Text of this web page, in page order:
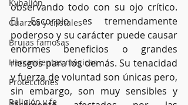
Kybalión
Cuarzos y cristales
Brujas famosas
Herramientas mágicas
Protecciones
Religión y fe
observando todo con su ojo crítico.
El Escorpio es tremendamente
poderoso y su carácter puede causar
enormes beneficios o grandes
riesgos para los demás. Su tenacidad
y fuerza de voluntad son únicas pero,
sin embargo, son muy sensibles y